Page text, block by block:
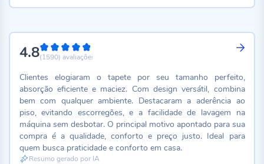
4.896%
(1590) avaliações
Clientes elogiaram o tapete por seu tamanho perfeito,
absorção eficiente e maciez. Com design versátil, combina
bem com qualquer ambiente. Destacaram a aderência ao
piso, evitando escorregões, e a facilidade de lavagem na
máquina sem desbotar. O principal motivo apontado para sua
compra é a qualidade, conforto e preço justo. Ideal para
quem busca praticidade e conforto em casa.
Resumo gerado por IA